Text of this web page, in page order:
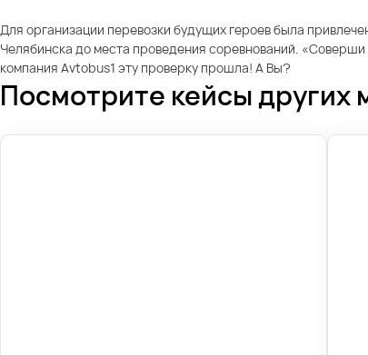
Для организации перевозки будущих героев была
Челябинска до места проведения соревнований.
компания Avtobus1 эту проверку прошла! А Вы?
Посмотрите кейсы других